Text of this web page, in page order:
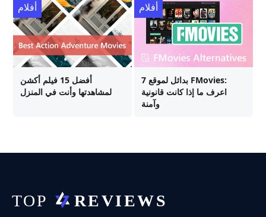
أفضل 15 فيلم أكشن
لمشاهدتها وأنت في المنزل
أفلام
7 بدائل لموقع FMovies:
اعرف ما إذا كانت قانونية
وآمنة
أفلام